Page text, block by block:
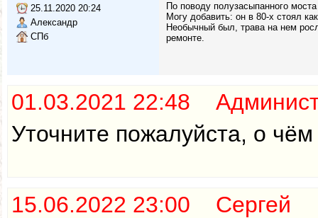
25.11.2020 20:24
Александр
СПб
По поводу полузасыпанного
Могу добавить: он в 80-х стоял
Необычный был, трава на нем
ремонте.
01.03.2021 22:48
Уточните пожалуйста, о
15.06.2022 23:00 Сергей